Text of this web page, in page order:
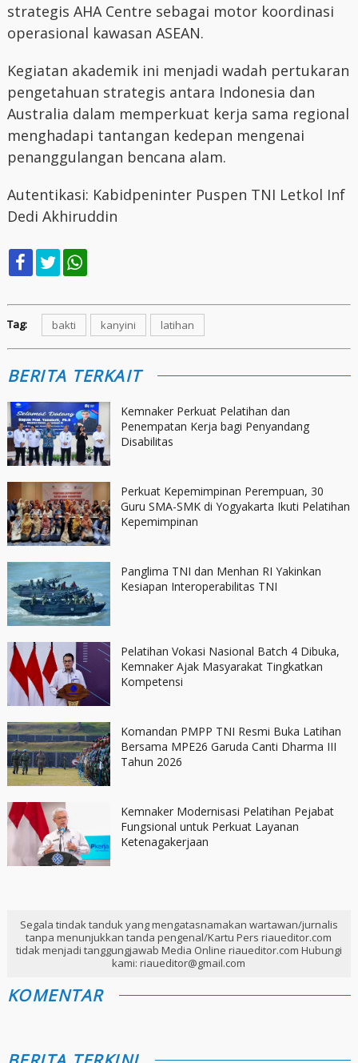
strategis AHA Centre sebagai motor koordinasi
operasional kawasan ASEAN.
Kegiatan akademik ini menjadi wadah pertukaran
pengetahuan strategis antara Indonesia dan
Australia dalam memperkuat kerja sama regional
menghadapi tantangan kedepan mengenai
penanggulangan bencana alam.
Autentikasi: Kabidpeninter Puspen TNI Letkol Inf
Dedi Akhiruddin
Tag: bakti kanyini latihan
BERITA TERKAIT
Kemnaker Perkuat Pelatihan dan
Penempatan Kerja bagi Penyandang
Disabilitas
Perkuat Kepemimpinan Perempuan, 30
Guru SMA-SMK di Yogyakarta Ikuti Pelatihan
Kepemimpinan
Panglima TNI dan Menhan RI Yakinkan
Kesiapan Interoperabilitas TNI
Pelatihan Vokasi Nasional Batch 4 Dibuka,
Kemnaker Ajak Masyarakat Tingkatkan
Kompetensi
Komandan PMPP TNI Resmi Buka Latihan
Bersama MPE26 Garuda Canti Dharma III
Tahun 2026
Kemnaker Modernisasi Pelatihan Pejabat
Fungsional untuk Perkuat Layanan
Ketenagakerjaan
Segala tindak tanduk yang mengatasnamakan wartawan/jurnalis
tanpa menunjukkan tanda pengenal/Kartu Pers riaueditor.com
tidak menjadi tanggungjawab Media Online riaueditor.com Hubungi
kami: riaueditor@gmail.com
KOMENTAR